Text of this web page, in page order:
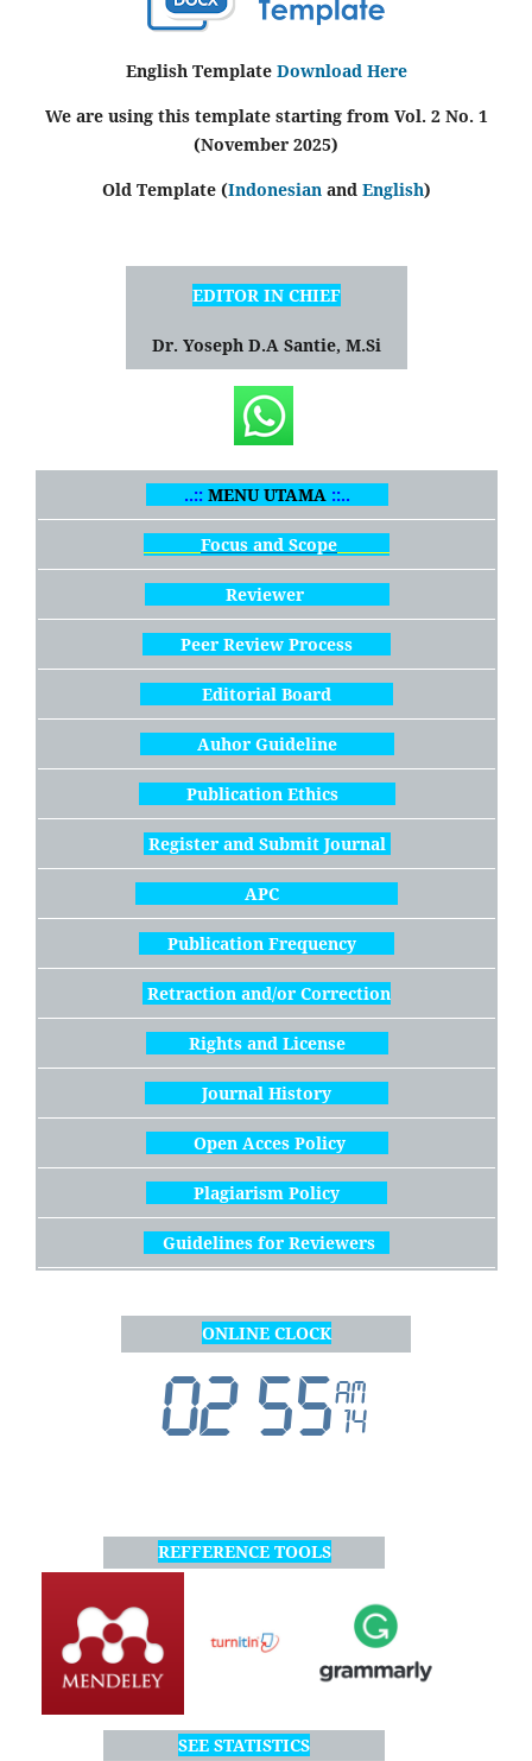
English Template Download Here
We are using this template starting from Vol. 2 No. 1
(November 2025)
Old Template (Indonesianand English)
EDITOR IN CHIEF
Dr. Yoseph D.A Santie, M.Si
..:: MENU UTAMA::..
Focus and Scope
Reviewer
Peer Review Process
Editorial Board
Auhor Guideline
Publication Ethics
Register and Submit Journal
APC
Publication Frequency
Retraction and/or Correction
Rights and License
Journal History
Open Acces Policy
Plagiarism Policy
Guidelines for Reviewers
ONLINE CLOCK
REFFERENCE TOOLS
SEE STATISTICS